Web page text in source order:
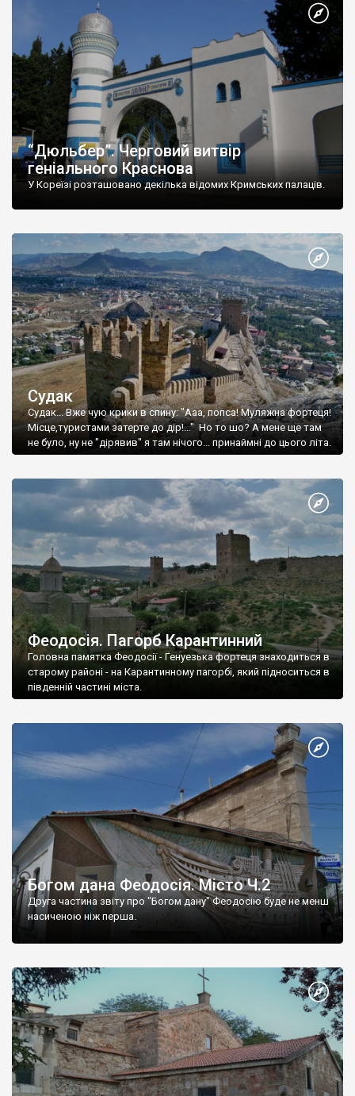
“Дюльбер”. Черговий витвір
геніального Краснова
У Кореїзі розташовано декілька відомих Кримських палаців.
Судак
Судак... Вже чую крики в спину: "Ааа, попса! Муляжна фортеця!
Місце,туристами затерте до дір!..." Но то шо? А мене ще там
не було, ну не "дірявив" я там нічого... принаймні до цього літа.
Феодосія. Пагорб Карантинний
Головна памятка Феодосії - Генуезька фортеця знаходиться в
старому районі - на Карантинному пагорбі, який підноситься в
південній частині міста.
Богом дана Феодосія. Місто Ч.2
Друга частина звіту про "Богом дану" Феодосію буде не менш
насиченою ніж перша.